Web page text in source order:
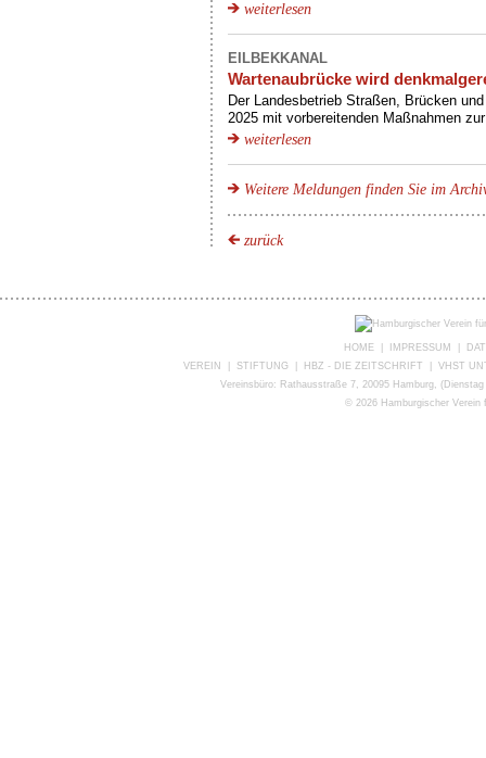
weiterlesen
EILBEKKANAL
Wartenaubrücke wird
Der Landesbetrieb Straßen, Brücken
2025 mit vorbereitenden Maßnahmen
weiterlesen
Weitere Meldungen finden Sie im
zurück
HOME IMPRESSUM
VEREIN
STIFTUNG HBZ - DIE ZEITSCHRIFT
VHST
Vereinsbüro: Rathausstraße 7, 20095 Hamburg,
©2026 Hamburgischer